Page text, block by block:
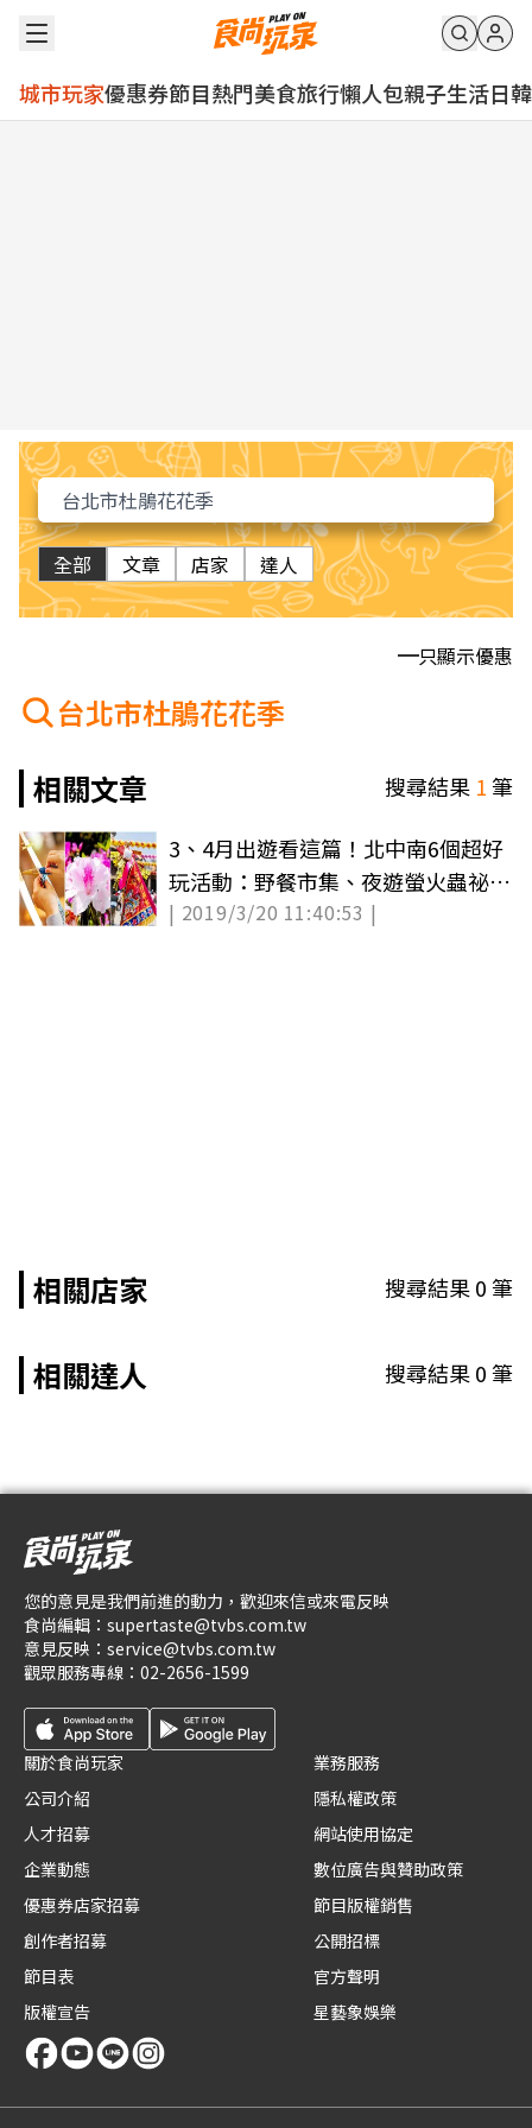
城市玩家優惠券節目熱門美食旅行懶人包親子生活日韓
全部 文章 店家 達人
只顯示優惠
台北市杜鵑花花季
相關文章
搜尋結果 1筆
3、4月出遊看這篇！北中南6個超好
玩活動：野餐市集、夜遊螢火蟲祕
境、藺編DIY
| 2019/3/20 11:40:53 |
相關店家 搜尋結果0筆
相關達人 搜尋結果0筆
您的意見是我們前進的動力，歡迎來信或來電反映
食尚編輯： supertaste@tvbs.com.tw
意見反映： service@tvbs.com.tw
觀眾服務專線： 02-2656-1599
關於食尚玩家
公司介紹
人才招募
企業動態
優惠券店家招募
創作者招募
節目表
版權宣告
業務服務
隱私權政策
網站使用協定
數位廣告與贊助政策
節目版權銷售
公開招標
官方聲明
星藝象娛樂